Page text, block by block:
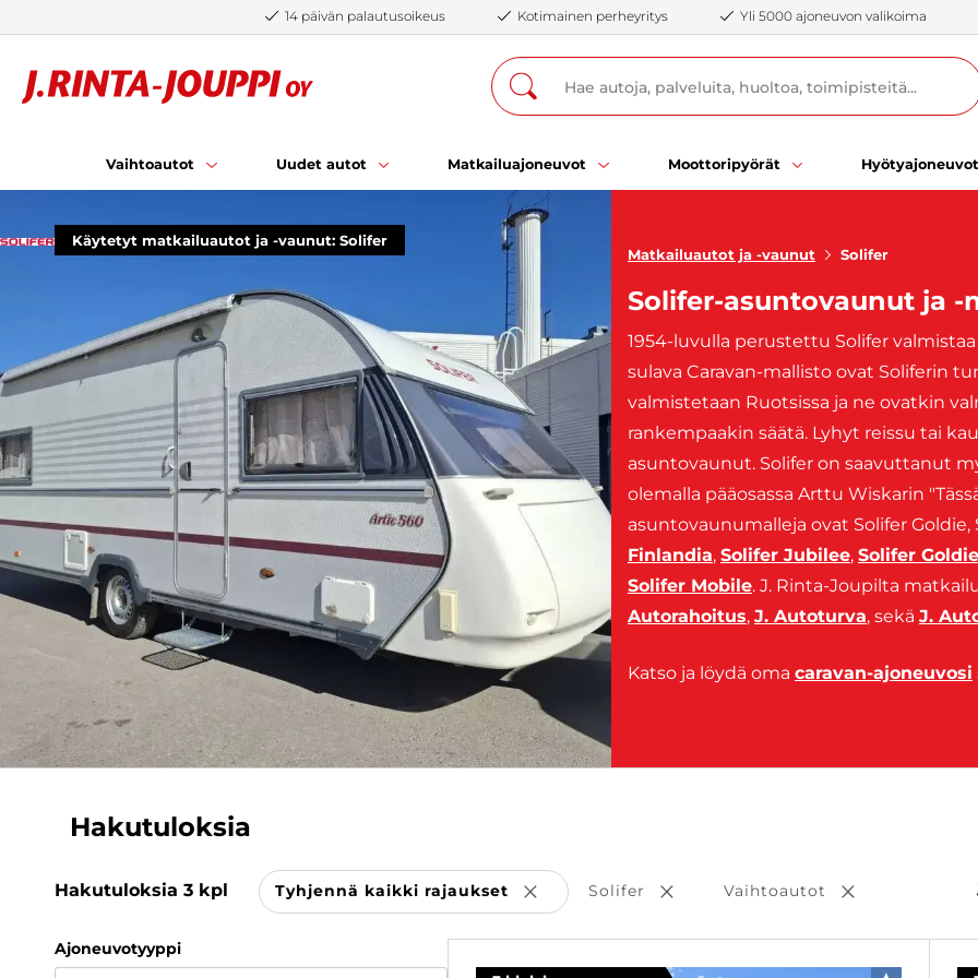
14 päivän palautusoikeus Kotimainen perheyritys Yli 5000 ajoneuvon valikoima
Vaihtoautot Uudet autot Matkailuajoneuvot Moottoripyörät Hyötyajoneuvot
Käytetyt matkailuautot ja -vaunut: Solifer
Matkailuautot ja -vaunut
Solifer
Solifer-asuntovaunut ja
1954-luvulla perustettu Solifer
sulava Caravan-mallisto ovat Soliferin
valmistetaan Ruotsissa ja ne ovatkin
rankempaakin säätä. Lyhyt reissu tai
asuntovaunut. Solifer on saavuttanut
olemalla pääosassa Arttu Wiskarin
asuntovaunumalleja ovat Solifer Goldie,
Finlandia, Solifer Jubilee, Solifer Goldie
Solifer Mobile. J. Rinta-Joupilta
Autorahoitus, J. Autoturva, sekä J.
Katso ja löydä oma caravan-ajoneuvosi
Hakutuloksia
Hakutuloksia 3 kpl Tyhjennä kaikki rajaukset Poista valinta
Solifer Poista valinta
Vaihtoautot Poista valinta
Ajoneuvotyyppi